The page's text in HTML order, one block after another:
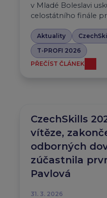
v Mladé Boleslavi
celostátního finále
Aktuality
T-PROFI 2026
PŘEČÍST ČLÁNEK
CzechSkills
vítěze,
odborných
zúčastnila
Pavlová
31. 3. 2026